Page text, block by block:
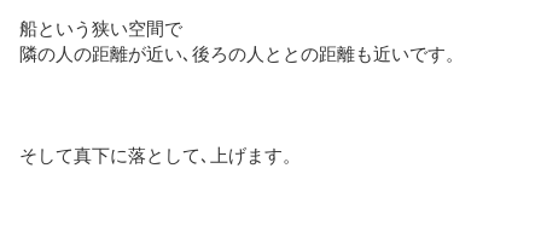
船という狭い空間で
隣の人の距離が近い､後ろの人ととの距離も近いです。
そして真下に落として､上げます。